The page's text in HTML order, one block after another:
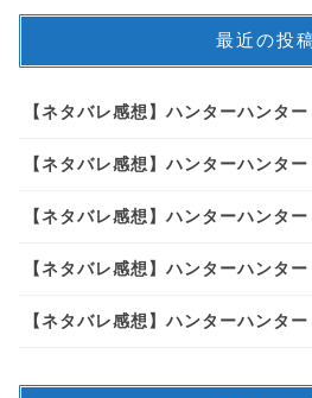
最近の投
【ネタバレ感想】ハンターハンタ
【ネタバレ感想】ハンターハンタ
【ネタバレ感想】ハンターハンタ
【ネタバレ感想】ハンターハンタ
【ネタバレ感想】ハンターハンタ